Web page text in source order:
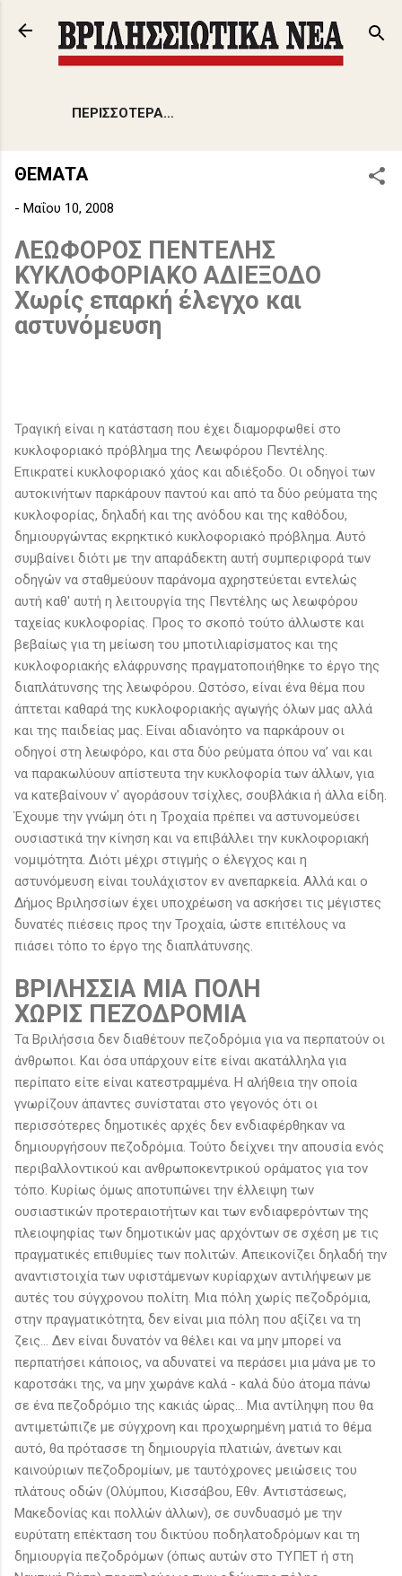
Μετάβαση στο κύριο περιεχόμενο
ΠΕΡΙΣΣΌΤΕΡΑ…
ΘΕΜΑΤΑ
- Μαΐου 10, 2008
ΛΕΩΦΟΡΟΣ ΠΕΝΤΕΛΗΣ
ΚΥΚΛΟΦΟΡΙΑΚΟ ΑΔΙΕΞΟΔΟ
Χωρίς επαρκή έλεγχο και
αστυνόμευση
Τραγική είναι η κατάσταση που έχει διαμορφωθεί στο
κυκλοφοριακό πρόβλημα της Λεωφόρου Πεντέλης.
Επικρατεί κυκλοφοριακό χάος και αδιέξοδο. Οι οδηγοί των
αυτοκινήτων παρκάρουν παντού και από τα δύο ρεύματα της
κυκλοφορίας, δηλαδή και της ανόδου και της καθόδου,
δημιουργώντας εκρηκτικό κυκλοφοριακό πρόβλημα. Αυτό
συμβαίνει διότι με την απαράδεκτη αυτή συμπεριφορά των
οδηγών να σταθμεύουν παράνομα αχρηστεύεται εντελώς
αυτή καθ' αυτή η λειτουργία της Πεντέλης ως λεωφόρου
ταχείας κυκλοφορίας. Προς το σκοπό τούτο άλλωστε και
βεβαίως για τη μείωση του μποτιλιαρίσματος και της
κυκλοφοριακής ελάφρυνσης πραγματοποιήθηκε το έργο της
διαπλάτυνσης της λεωφόρου. Ωστόσο, είναι ένα θέμα που
άπτεται καθαρά της κυκλοφοριακής αγωγής όλων μας αλλά
και της παιδείας μας. Είναι αδιανόητο να παρκάρουν οι
οδηγοί στη λεωφόρο, και στα δύο ρεύματα όπου να’ ναι και
να παρακωλύουν απίστευτα την κυκλοφορία των άλλων, για
να κατεβαίνουν ν' αγοράσουν τσίχλες, σουβλάκια ή άλλα είδη.
Έχουμε την γνώμη ότι η Τροχαία πρέπει να αστυνομεύσει
ουσιαστικά την κίνηση και να επιβάλλει την κυκλοφοριακή
νομιμότητα. Διότι μέχρι στιγμής ο έλεγχος και η
αστυνόμευση είναι τουλάχιστον εν ανεπαρκεία. Αλλά και ο
Δήμος Βριλησσίων έχει υποχρέωση να ασκήσει τις μέγιστες
δυνατές πιέσεις προς την Τροχαία, ώστε επιτέλους να
πιάσει τόπο το έργο της διαπλάτυνσης.
ΒΡΙΛΗΣΣΙΑ ΜΙΑ ΠΟΛΗ
ΧΩΡΙΣ ΠΕΖΟΔΡΟΜΙΑ
Τα Βριλήσσια δεν διαθέτουν πεζοδρόμια για να περπατούν οι
άνθρωποι. Και όσα υπάρχουν είτε είναι ακατάλληλα για
περίπατο είτε είναι κατεστραμμένα. Η αλήθεια την οποία
γνωρίζουν άπαντες συνίσταται στο γεγονός ότι οι
περισσότερες δημοτικές αρχές δεν ενδιαφέρθηκαν να
δημιουργήσουν πεζοδρόμια. Τούτο δείχνει την απουσία ενός
περιβαλλοντικού και ανθρωποκεντρικού οράματος για τον
τόπο. Κυρίως όμως αποτυπώνει την έλλειψη των
ουσιαστικών προτεραιοτήτων και των ενδιαφερόντων της
πλειοψηφίας των δημοτικών μας αρχόντων σε σχέση με τις
πραγματικές επιθυμίες των πολιτών. Απεικονίζει δηλαδή την
αναντιστοιχία των υφιστάμενων κυρίαρχων αντιλήψεων με
αυτές του σύγχρονου πολίτη. Μια πόλη χωρίς πεζοδρόμια,
στην πραγματικότητα, δεν είναι μια πόλη που αξίζει να τη
ζεις... Δεν είναι δυνατόν να θέλει και να μην μπορεί να
περπατήσει κάποιος, να αδυνατεί να περάσει μια μάνα με το
καροτσάκι της, να μην χωράνε καλά - καλά δύο άτομα πάνω
σε ένα πεζοδρόμιο της κακιάς ώρας... Μια αντίληψη που θα
αντιμετώπιζε με σύγχρονη και προχωρημένη ματιά το θέμα
αυτό, θα πρότασσε τη δημιουργία πλατιών, άνετων και
καινούριων πεζοδρομίων, με ταυτόχρονες μειώσεις του
πλάτους οδών (Ολύμπου, Κισσάβου, Εθν. Αντιστάσεως,
Μακεδονίας και πολλών άλλων), σε συνδυασμό με την
ευρύτατη επέκταση του δικτύου ποδηλατοδρόμων και τη
δημιουργία πεζοδρόμων (όπως αυτών στο ΤΥΠΕΤ ή στη